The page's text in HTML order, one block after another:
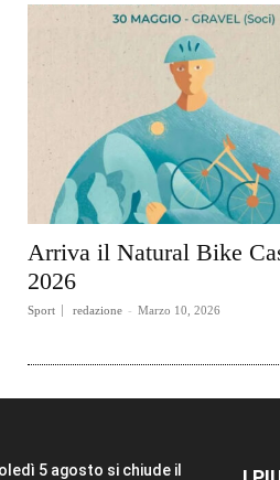
Arriva il Natural Bike
2026
Sport redazione - Marzo 10, 2026
5 agosto si chiude il